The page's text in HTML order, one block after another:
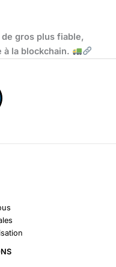
gros plus fiable,
à la blockchain.